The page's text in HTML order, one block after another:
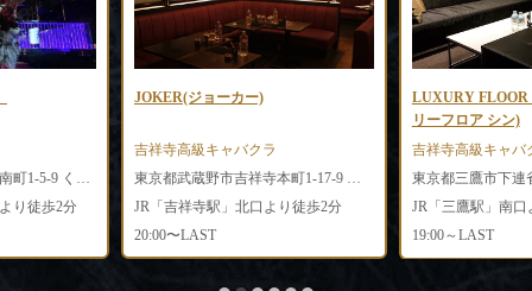
り徒歩2分
JOKER(ジョーカー)
吉祥寺高級キャバクラ
JR「吉祥寺駅」北口より徒歩2分
20:00〜LAST
LUXURY FLOOR
リーフロア シン)
吉祥寺高級キャバ
JR「三鷹駅」南口
19:00～LAST